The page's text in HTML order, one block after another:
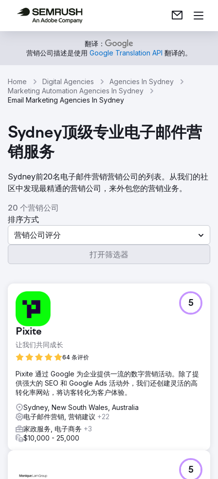
翻译：
营销公司描述是使用 Google Translation API 翻译的。
Home Digital Agencies
Agencies In Sydney
Marketing Automation Agencies In Sydney
Email Marketing Agencies In Sydney
Sydney顶级专业电子邮件营
销服务
Sydney前20名电子邮件营销营销公司的列表。从我们的社
区中发现最精通的营销公司，来外包您的营销业务。
20 个营销公司
排序方式
营销公司评分
打开筛选器
Pixite
让我们共同成长
64 条评价
5
Pixite 通过 Google 为企业提供一流的数字营销活动。除了提
供强大的 SEO 和 Google Ads 活动外，我们还创建灵活的高
转化率网站，将访客转化为客户体验。
Sydney, New South Wales, Australia
电子邮件营销, 营销建议 +22
家政服务, 电子商务 +3
$10,000 - 25,000
5